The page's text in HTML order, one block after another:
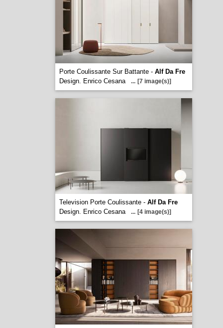
Porte Coulissante Sur Battante - Alf Da Fre
Design. Enrico Cesana
... [7 image(s)]
Television Porte Coulissante - Alf Da Fre
Design. Enrico Cesana
... [4 image(s)]